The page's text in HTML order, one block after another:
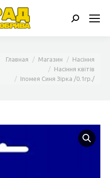
Поиск:
Вы здесь:
Главная Магазин
Насіння
Насіння квітів
Іпомея Синя Зірка /0.1гр./